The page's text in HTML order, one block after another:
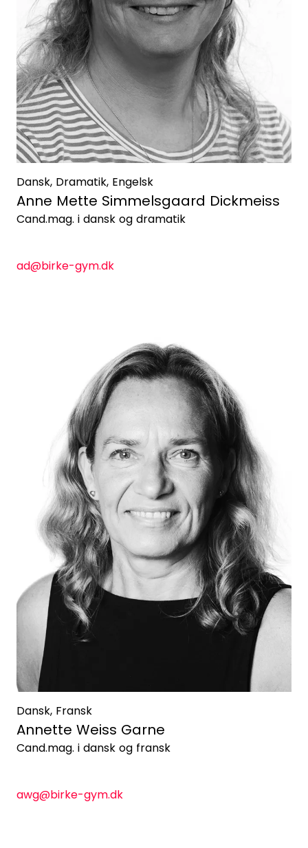
Dansk, Dramatik, Engelsk
Anne Mette Simmelsgaard Dickmeiss
Cand.mag. i dansk og dramatik
ad@birke-gym.dk
Dansk, Fransk
Annette Weiss Garne
Cand.mag. i dansk og fransk
awg@birke-gym.dk